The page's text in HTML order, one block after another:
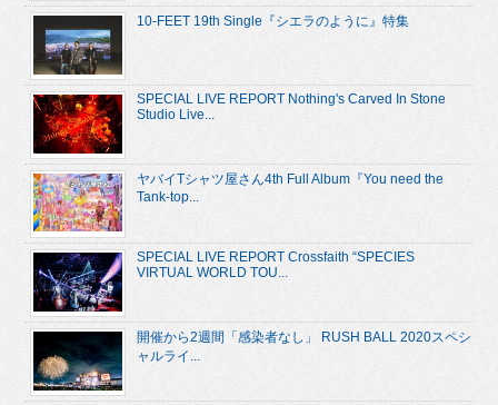
10-FEET 19th Single『シエラのように』特集
SPECIAL LIVE REPORT Nothing's Carved In Stone
Studio Live...
ヤバイTシャツ屋さん4th Full Album『You need the
Tank-top...
SPECIAL LIVE REPORT Crossfaith “SPECIES
VIRTUAL WORLD TOU...
開催から2週間「感染者なし」 RUSH BALL 2020スペシ
ャルライ...